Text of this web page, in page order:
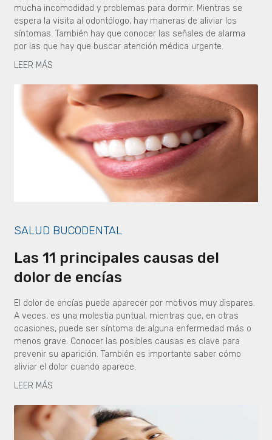
mucha incomodidad y problemas para dormir. Mientras se
espera la visita al odontólogo, hay maneras de aliviar los
síntomas. También hay que conocer las señales de alarma
por las que hay que buscar atención médica urgente.
LEER MÁS
SALUD BUCODENTAL
Las 11 principales causas del
dolor de encías
El dolor de encías puede aparecer por motivos muy dispares.
A veces, es una molestia puntual, mientras que, en otras
ocasiones, puede ser síntoma de alguna enfermedad más o
menos grave. Conocer las posibles causas es clave para
prevenir su aparición. También es importante saber cómo
aliviar el dolor cuando aparece.
LEER MÁS